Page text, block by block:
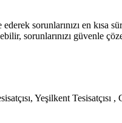
sorunlarınızı en kısa
sorunlarınızı güvenle
Yeşilkent Tesisatçısı